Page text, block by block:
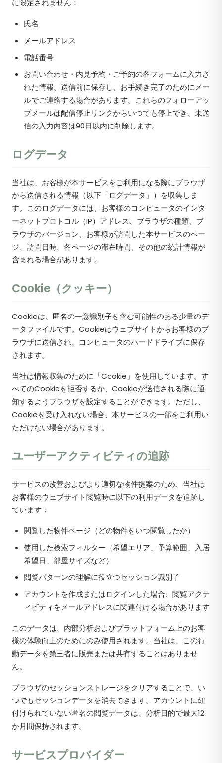
に限定されません：
氏名
メールアドレス
電話番号
お問い合わせ・内見予約・ご予約の各フォームに入力さ
れた情報。送信前に保存し、お手続き完了のためにメー
ルでご連絡する場合があります。これらのフォローアッ
プメールは配信停止リンクからいつでも停止でき、未送
信の入力内容は90日以内に削除します。
ログデータ
当社は、お客様が本サービスをご利用になる際にブラウザ
から送信される情報（以下「ログデータ」）を収集しま
す。このログデータには、お客様のコンピュータのインタ
ーネットプロトコル（IP）アドレス、ブラウザの種類、ブ
ラウザのバージョン、お客様が訪問した本サービスのペー
ジ、訪問日時、各ページの滞在時間、その他の統計情報が
含まれる場合があります。
Cookie（クッキー）
Cookieは、匿名の一意識別子を含む可能性のある少量のデ
ータファイルです。Cookieはウェブサイトからお客様のブ
ラウザに送信され、コンピュータのハードドライブに保存
されます。
当社は情報収集のために「Cookie」を使用しています。す
べてのCookieを拒否するか、Cookieが送信される際に通
知するようブラウザを設定することができます。ただし、
Cookieを受け入れない場合、本サービスの一部をご利用い
ただけない場合があります。
ユーザーアクティビティの追跡
サービスの改善およびより適切な物件提案のため、当社は
お客様のウェブサイト閲覧時に以下の利用データを追跡し
ています：
閲覧した物件ページ（どの物件をいつ閲覧したか）
使用した検索フィルター（希望エリア、予算範囲、入居
希望日、部屋サイズなど）
閲覧パターンの理解に役立つセッション識別子
アカウントを作成またはログインした場合、閲覧アクテ
ィビティをメールアドレスに関連付ける場合があります
このデータは、内部分析およびプラットフォーム上のお客
様の体験向上のためにのみ使用されます。当社は、この行
動データを第三者に販売または共有することはありませ
ん。
ブラウザのセッションストレージをクリアすることで、い
つでもセッションデータを消去できます。アカウントに紐
付けられていない匿名の閲覧データは、分析目的で最大12
か月間保持されます。
サービスプロバイダー